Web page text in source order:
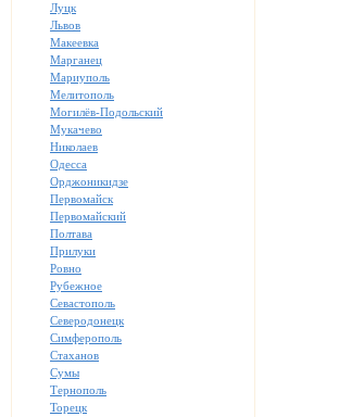
Луцк
Львов
Макеевка
Марганец
Мариуполь
Мелитополь
Могилёв-Подольский
Мукачево
Николаев
Одесса
Орджоникидзе
Первомайск
Первомайский
Полтава
Прилуки
Ровно
Рубежное
Севастополь
Северодонецк
Симферополь
Стаханов
Сумы
Тернополь
Торецк